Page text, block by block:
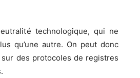
technologique, qui ne
qu’une autre. On peut donc
des protocoles de registres